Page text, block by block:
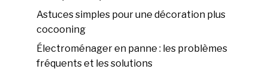
Astuces simples pour une décoration plus
cocooning
Électroménager en panne : les problèmes
fréquents et les solutions